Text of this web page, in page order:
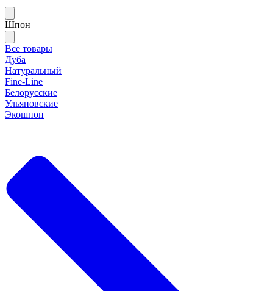
Шпон
Все товары
Дуба
Натуральный
Fine-Line
Белорусские
Ульяновские
Экошпон